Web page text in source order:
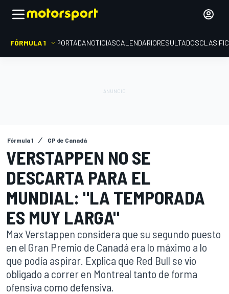
FÓRMULA 1 PORTADANOTICIASCALENDARIORESULTADOS
Fórmula 1 GP de Canadá
VERSTAPPEN NO SE
DESCARTA PARA EL
MUNDIAL: "LA TEMPORADA
ES MUY LARGA"
Max Verstappen considera que su segundo puesto
en el Gran Premio de Canadá era lo máximo a lo
que podía aspirar. Explica que Red Bull se vio
obligado a correr en Montreal tanto de forma
ofensiva como defensiva.